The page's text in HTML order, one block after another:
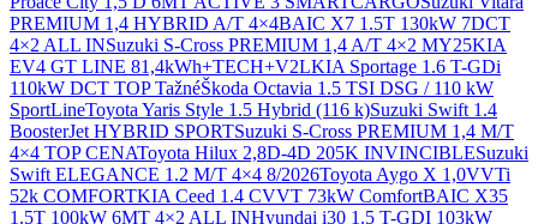
PREMIUM 1,4 HYBRID A/T 4×4BAIC X7 1.5T 130kW 7DCT
4×2 ALL INSuzuki S-Cross PREMIUM 1,4 A/T 4×2 MY25KIA
EV4 GT LINE 81,4kWh+TECH+V2LKIA Sportage 1.6 T-GDi
110kW DCT TOP TažnéŠkoda Octavia 1.5 TSI DSG / 110 kW
SportLineToyota Yaris Style 1.5 Hybrid (116 k)Suzuki Swift 1.4
BoosterJet HYBRID SPORTSuzuki S-Cross PREMIUM 1,4 M/T
4×4 TOP CENAToyota Hilux 2,8D-4D 205K INVINCIBLESuzuki
Swift ELEGANCE 1.2 M/T 4×4 8/2026Toyota Aygo X 1,0VVTi
52k COMFORTKIA Ceed 1.4 CVVT 73kW ComfortBAIC X35
1.5T 100kW 6MT 4×2 ALL INHyundai i30 1.5 T-GDI 103kW